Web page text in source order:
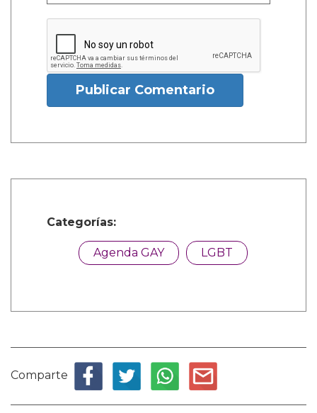
Publicar Comentario
Categorías:
Agenda GAY LGBT
Comparte